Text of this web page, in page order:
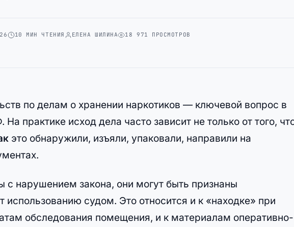
10 МИН ЧТЕНИЯ ЕЛЕНА ШИЛИНА 18 971 ПРОСМОТРОВ
по делам о хранении наркотиков — ключевой вопрос в
практике исход дела часто зависит не только от того,
это обнаружили, изъяли, упаковали, направили на
с нарушением закона, они могут быть признаны
судом. Это относится и к «находке» при
обследования помещения, и к материалам оперативно-